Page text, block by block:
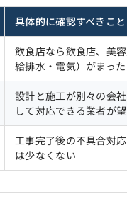
具体的に確認すべきこと
飲食店なら飲食店、美
給排水・電気）がまっ
設計と施工が別々の会
して対応できる業者が
工事完了後の不具合対
は少なくない